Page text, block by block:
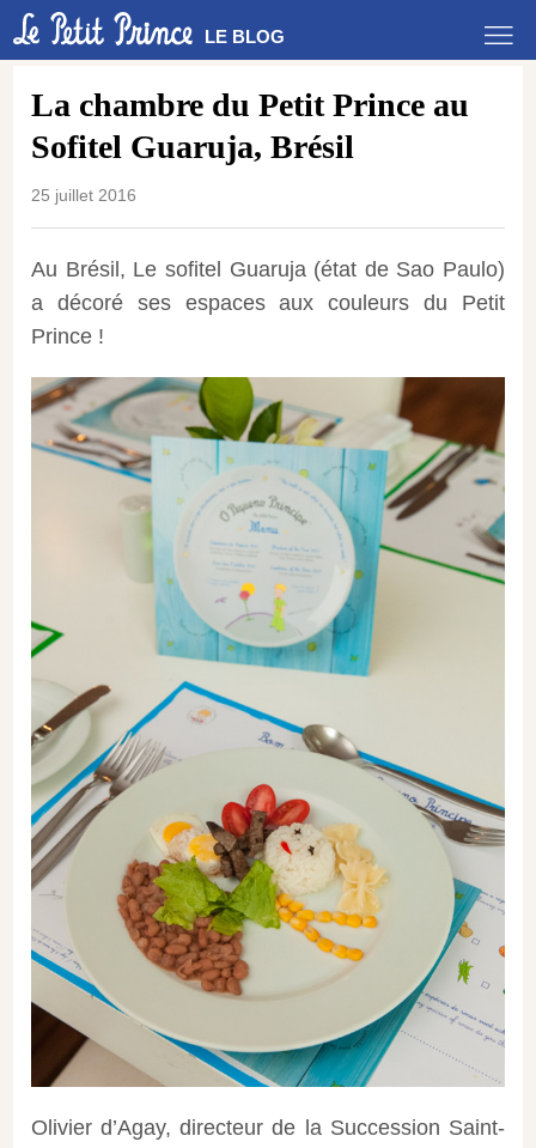
LE BLOG
La chambre du Petit Prince au
Sofitel Guaruja, Brésil
25 juillet 2016
Au Brésil, Le sofitel Guaruja (état de Sao Paulo)
a décoré ses espaces aux couleurs du Petit
Prince !
Olivier d’Agay, directeur de la Succession Saint-